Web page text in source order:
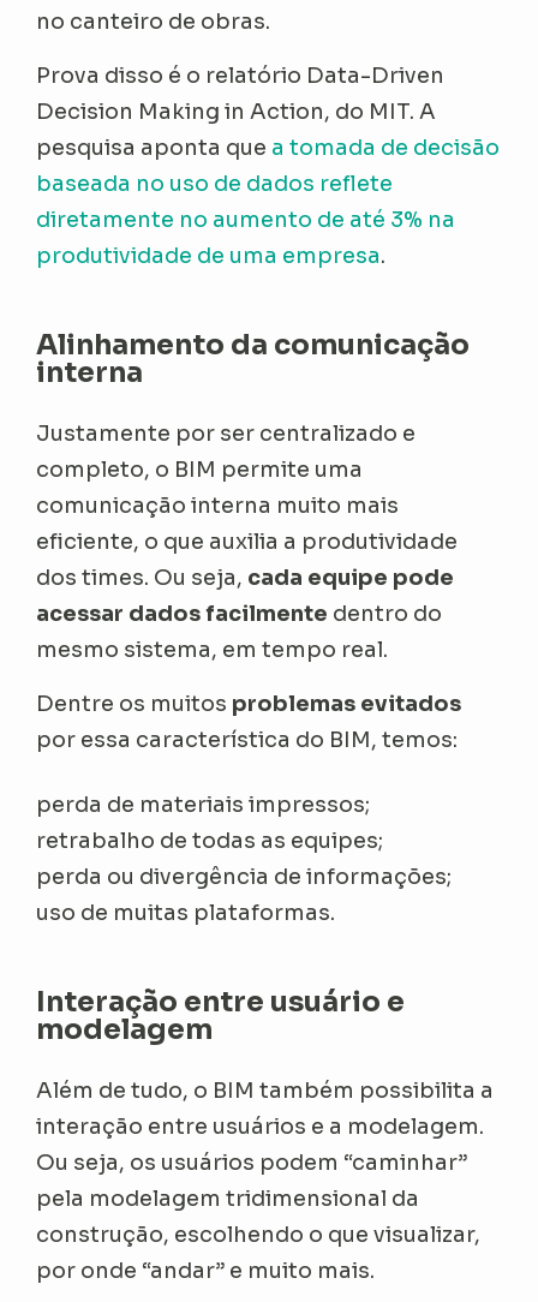
no canteiro de obras.
Prova disso é o relatório Data-Driven
Decision Making in Action, do MIT. A
pesquisa aponta que a tomada de decisão
baseada no uso de dados reflete
diretamente no aumento de até 3% na
produtividade de uma empresa.
Alinhamento da comunicação
interna
Justamente por ser centralizado e
completo, o BIM permite uma
comunicação interna muito mais
eficiente, o que auxilia a produtividade
dos times. Ou seja, cada equipe pode
acessar dados facilmente dentro do
mesmo sistema, em tempo real.
Dentre os muitos problemas evitados
por essa característica do BIM, temos:
perda de materiais impressos;
retrabalho de todas as equipes;
perda ou divergência de informações;
uso de muitas plataformas.
Interação entre usuário e
modelagem
Além de tudo, o BIM também possibilita a
interação entre usuários e a modelagem.
Ou seja, os usuários podem “caminhar”
pela modelagem tridimensional da
construção, escolhendo o que visualizar,
por onde “andar” e muito mais.